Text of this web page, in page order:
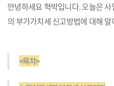
안녕하세요 혁박입니다. 오늘은
의 부가가치세 신고방법에 대해
<목차>